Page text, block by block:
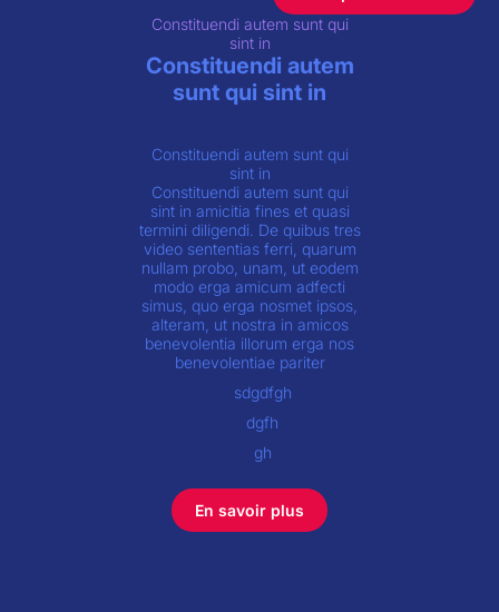
Constituendi autem sunt qui
sint in
Constituendi autem
sunt qui sint in
Constituendi autem sunt qui
sint in
Constituendi autem sunt qui
sint in amicitia fines et quasi
termini diligendi. De quibus tres
video sententias ferri, quarum
nullam probo, unam, ut eodem
modo erga amicum adfecti
simus, quo erga nosmet ipsos,
alteram, ut nostra in amicos
benevolentia illorum erga nos
benevolentiae pariter
sdgdfgh
dgfh
gh
En savoir plus